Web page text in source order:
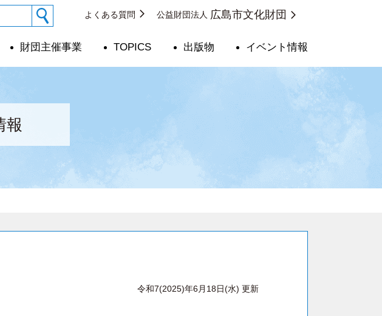
よくある質問 公益財団法人 広島市文化財団
財団主催事業 TOPICS 出版物 イベント情報
報
令和7(2025)年6月18日(水) 更新